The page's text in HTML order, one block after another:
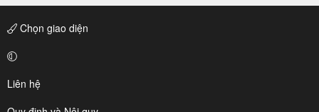
Chọn giao diện
Liên hệ